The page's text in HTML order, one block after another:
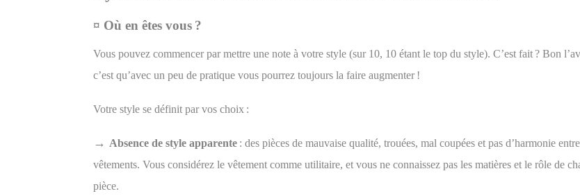
¤ Où en êtes vous ?
Vous pouvez commencer par mettre une note à votre style (sur 10, 10 étant le top du style). C’est fait ? Bon
c’est qu’avec un peu de pratique vous pourrez toujours la faire augmenter !
Votre style se définit par vos choix :
→Absence de style apparente : des pièces de mauvaise qualité, trouées, mal coupées et pas d’harmonie
vêtements. Vous considérez le vêtement comme utilitaire, et vous ne connaissez pas les matières et le rôle de
pièce.